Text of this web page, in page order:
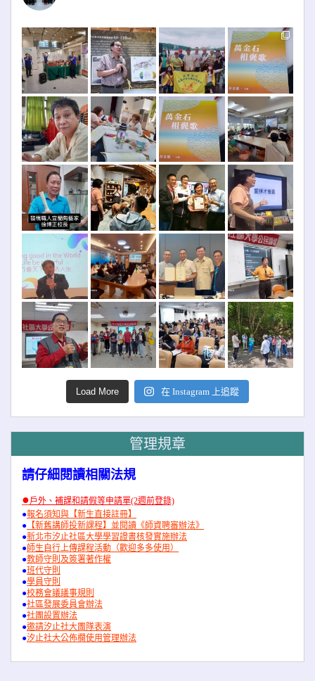
Load More 在 Instagram 上追蹤
管理規章
請仔細閱讀相關法規
●戶外、補課和請假等申請單(2週前登錄)
●報名須知與【新生直接註冊】
● 【新舊講師投新課程】並閱讀《師資聘審辦法》
●新北市汐止社區大學學習證書核發實施辦法
●師生自行上傳課程活動（歡迎多多使用）
●教師守則及簽署著作權
●班代守則
●學員守則
●校務會議議事規則
●社區發展委員會辦法
●社團設置辦法
●邀請汐止社大團隊表演
●汐止社大公佈欄使用管理辦法